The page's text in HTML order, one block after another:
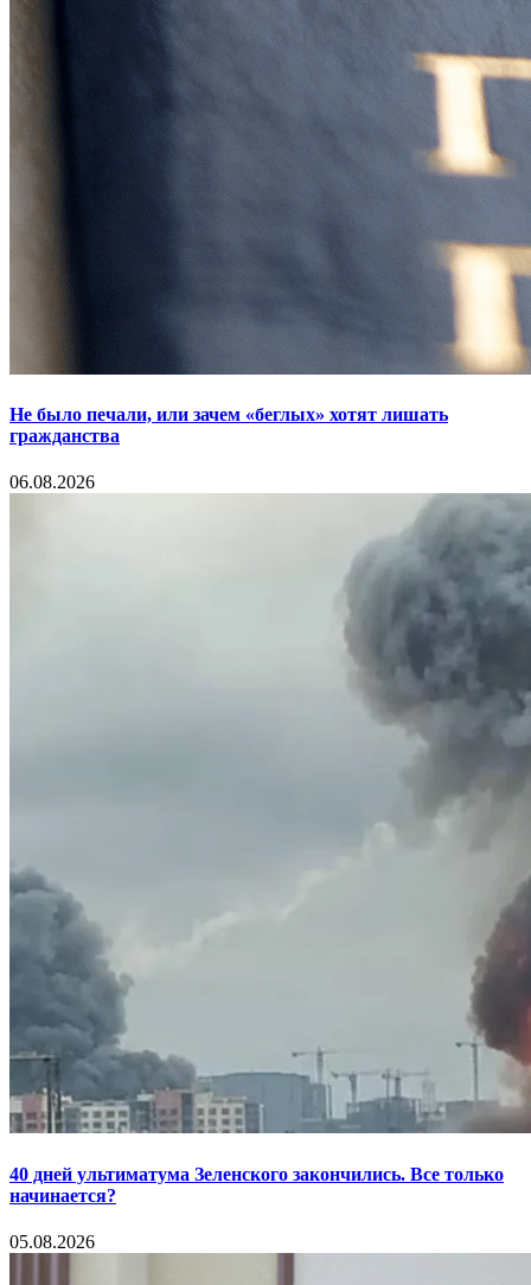
Не было печали, или зачем «беглых» хотят лишать
гражданства
06.08.2026
40 дней ультиматума Зеленского закончились. Все только
начинается?
05.08.2026